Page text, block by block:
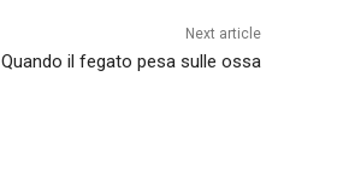
Next article
Quando il fegato pesa sulle ossa